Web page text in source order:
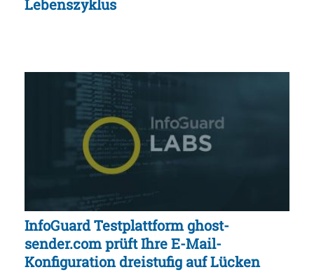
Lebenszyklus
InfoGuard Testplattform ghost-
sender.com prüft Ihre E-Mail-
Konfiguration dreistufig auf Lücken